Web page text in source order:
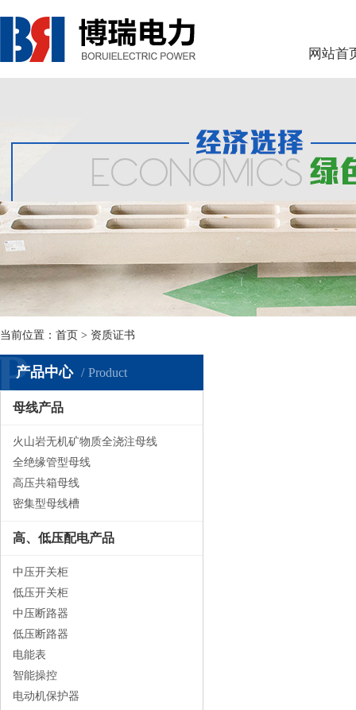
网站首
当前位置： 首页 > 资质证书
产品中心 Product
母线产品
火山岩无机矿物质全浇注母线
全绝缘管型母线
高压共箱母线
密集型母线槽
高、低压配电产品
中压开关柜
低压开关柜
中压断路器
低压断路器
电能表
智能操控
电动机保护器